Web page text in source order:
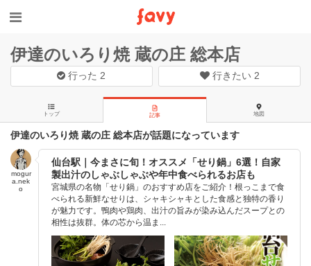
伊達のいろり焼 蔵の庄 総本店
行った 2 行きたい 2
トップ 記事 地図
伊達のいろり焼 蔵の庄 総本店が話題になっています
mogur
a.nek
o
仙台駅｜今まさに旬！オススメ「せり鍋」6選！自家
製出汁のしゃぶしゃぶや年中食べられるお店も
宮城県の名物「せり鍋」のおすすめ店をご紹介！根っこまで食
べられる新鮮なせりは、シャキシャキとした食感と独特の香り
が魅力です。鴨肉や鶏肉、出汁の旨みが染み込んだスープとの
相性は抜群。体の芯から温ま...